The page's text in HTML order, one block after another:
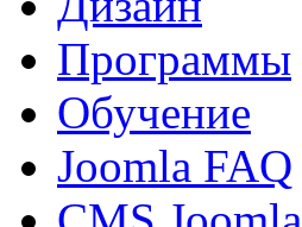
Программы
Обучение
Joomla FAQ